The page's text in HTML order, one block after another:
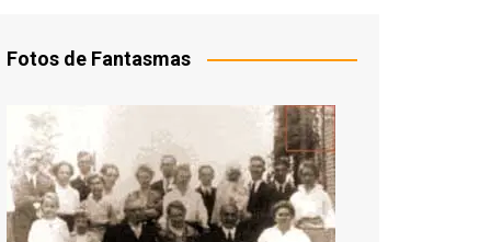
Fotos de Fantasmas